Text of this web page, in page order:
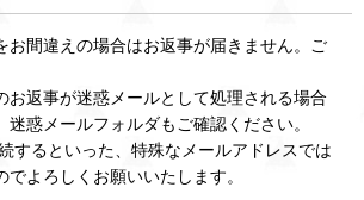
お間違えの場合はお返事が届きません。ご
お返事が迷惑メールとして処理される場合
惑メールフォルダもご確認ください。
するといった、特殊なメールアドレスでは
でよろしくお願いいたします。